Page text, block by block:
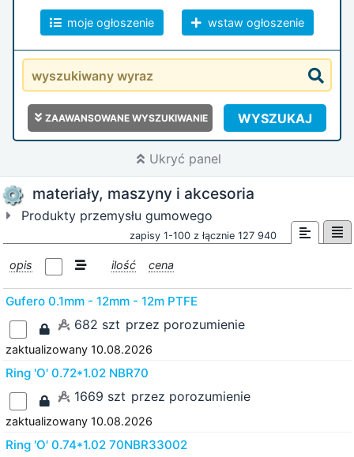
moje ogłoszenie wstaw ogłoszenie
ZAAWANSOWANE WYSZUKIWANIE WYSZUKAJ
Ukryć panel
materiały, maszyny i akcesoria
Produkty przemysłu gumowego
zapisy 1-100 z łącznie 127 940
opis ilość cena
Gufero 0.1mm - 12mm - 12m PTFE
682 szt przez porozumienie
zaktualizowany 10.08.2026
Ring 'O' 0.72*1.02 NBR70
1669 szt przez porozumienie
zaktualizowany 10.08.2026
Ring 'O' 0.74*1.02 70NBR33002